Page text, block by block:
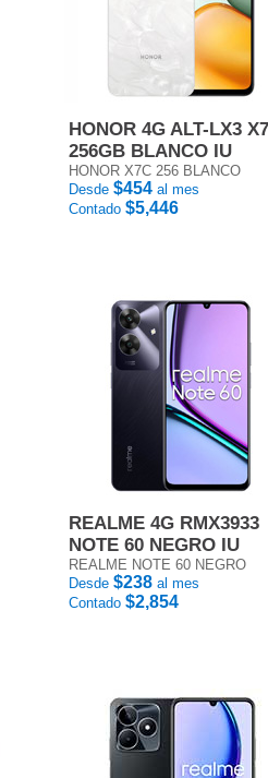
HONOR 4G ALT-LX3
256GB BLANCO IU
HONOR X7C 256 BLANCO
Desde $454 al mes
Contado $5,446
REALME 4G RMX3933
NOTE 60 NEGRO IU
REALME NOTE 60 NEGRO
Desde $238 al mes
Contado $2,854